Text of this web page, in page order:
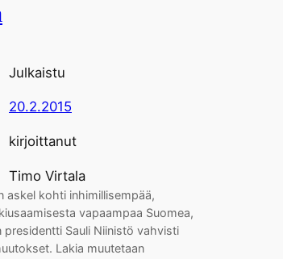
Julkaistu
20.2.2015
kirjoittanut
Timo Virtala
askel kohti inhimillisempää,
vapaampaa Suomea,
presidentti Sauli Niinistö vahvisti
Lakia muutetaan